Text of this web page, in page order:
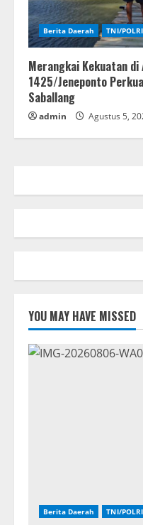
Berita Daerah TNI/POLRI
Merangkai Kekuatan
1425/Jeneponto
Saballang
admin Agustus 5,
YOU MAY HAVE MISSED
Berita Daerah TNI/POLRI